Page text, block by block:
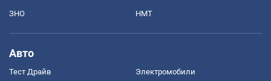
ЗНО НМТ
Авто
Тест Драйв Электромобили